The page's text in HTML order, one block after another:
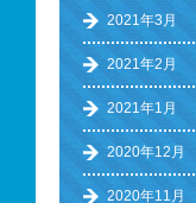
2021年3月
2021年2月
2021年1月
2020年12月
2020年11月